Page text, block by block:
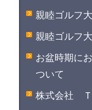
親睦ゴルフ
親睦ゴルフ
お盆時期に
ついて
株式会社 Ｔ